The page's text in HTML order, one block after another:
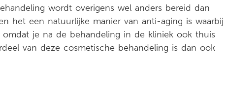
wordt overigens wel anders bereid dan
het een natuurlijke manier van anti-aging is waarbij
je na de behandeling in de kliniek ook thuis
van deze cosmetische behandeling is dan ook